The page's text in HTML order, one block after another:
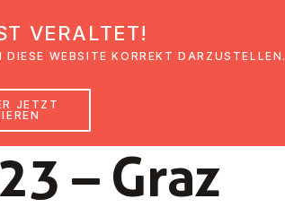
News Veranstaltungen
– Graz
VERALTET!
WEBSITE KORREKT DARZUSTELLEN.
JETZT